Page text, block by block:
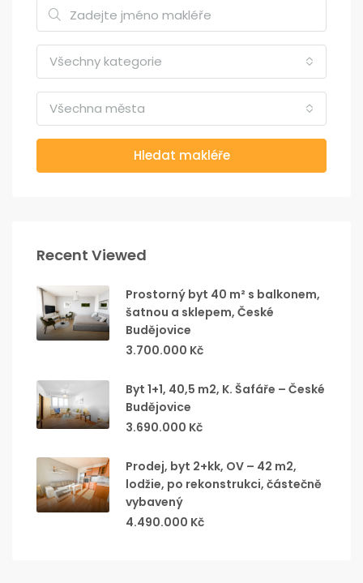
Všechny kategorie
Všechna města
Hledat makléře
Recent Viewed
Prostorný byt 40 m² s balkonem,
šatnou a sklepem, České
Budějovice
3.700.000 Kč
Byt 1+1, 40,5 m2, K. Šafáře – České
Budějovice
3.690.000 Kč
Prodej, byt 2+kk, OV – 42 m2,
lodžie, po rekonstrukci, částečně
vybavený
4.490.000 Kč